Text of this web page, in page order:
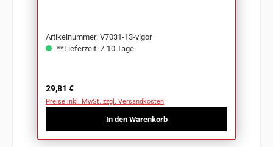
Artikelnummer: V7031-13-vigor
**Lieferzeit: 7-10 Tage
Regulärer Preis:
29,81 €
Preise inkl. MwSt. zzgl. Versandkosten
In den Warenkorb